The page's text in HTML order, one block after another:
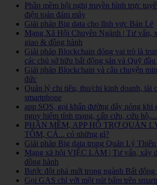
Phần mềm hội nghị truyền hình trực
điện toán đám mây
Giải pháp Big data cho lĩnh vực Bán Lẻ
Mạng Xã Hội Chuyên Ngành | Tư vấn,
giao & đồng hành
Giải pháp Blockchain đóng vai trò là
các chủ sở hữu bất động sản và Quỹ
Giải pháp Blockchain và câu chuyện
đức
Quản lý chi tiêu, thu/chi kinh doanh, tài
smartphone
app SOS, gọi khẩn đường dây nóng khi
nguy hiểm tính mạng, cấp cứu, cứu
PHẦN MỀM, APP HỖ TRỢ QUẢN
TÔM, CÁ... có những gì?
Giải pháp Big data trong Quản Lý Thiên
Mạng xã hội VIỆC LÀM | Tư vấn, xây
đồng hành
Bước đột phá mới trong ngành Bất động
Gọi GAS chỉ với một nút bấm trên